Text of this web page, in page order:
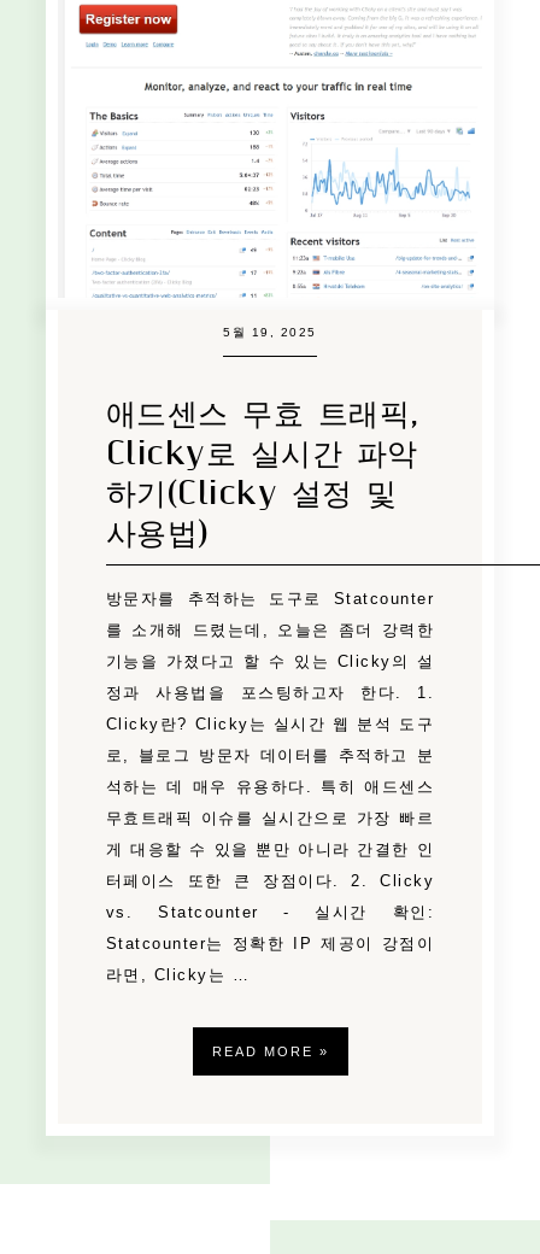
5월 19, 2025
애드센스 무효 트래픽,
Clicky로 실시간 파악
하기(Clicky 설정 및
사용법)
방문자를 추적하는 도구로 Statcounter
를 소개해 드렸는데, 오늘은 좀더 강력한
기능을 가졌다고 할 수 있는 Clicky의 설
정과 사용법을 포스팅하고자 한다. 1.
Clicky란? Clicky는 실시간 웹 분석 도구
로, 블로그 방문자 데이터를 추적하고 분
석하는 데 매우 유용하다. 특히 애드센스
무효트래픽 이슈를 실시간으로 가장 빠르
게 대응할 수 있을 뿐만 아니라 간결한 인
터페이스 또한 큰 장점이다. 2. Clicky
vs. Statcounter - 실시간 확인:
Statcounter는 정확한 IP 제공이 강점이
라면, Clicky는 …
READ MORE »